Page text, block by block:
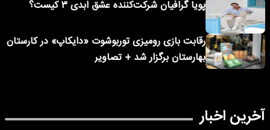
پویا گرافیان شرکت‌کننده عشق ابدی ۳ کیست؟
رقابت بازی رومیزی توربوشوت «دایکاپ» در کارستان
بهارستان برگزار شد + تصاویر
آخرین اخبار